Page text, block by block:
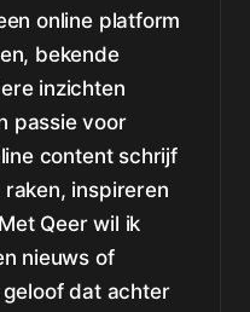
online platform
bekende
inzichten
passie voor
content schrijf
inspireren
Qeer wil ik
nieuws of
dat achter